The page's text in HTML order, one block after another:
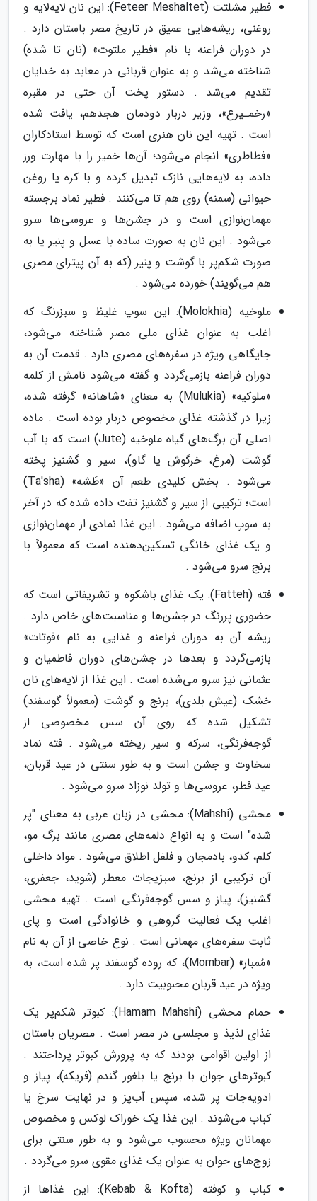
فطیر مشلتت (Feteer Meshaltet): این نان لایه‌لایه و
روغنی، ریشه‌هایی عمیق در تاریخ مصر باستان دارد .
در دوران فراعنه با نام «فطیر ملتوت» (نان تا شده)
شناخته می‌شد و به عنوان قربانی در معابد به خدایان
تقدیم می‌شد . دستور پخت آن حتی در مقبره
«رخمـیرع»، وزیر دربار دودمان هجدهم، یافت شده
است . تهیه این نان هنری است که توسط استادکاران
«فطاطری» انجام می‌شود؛ آن‌ها خمیر را با مهارت ورز
داده، به لایه‌هایی نازک تبدیل کرده و با کره یا روغن
حیوانی (سمنه) روی هم تا می‌کنند . فطیر نماد برجسته
مهمان‌نوازی است و در جشن‌ها و عروسی‌ها سرو
می‌شود . این نان به صورت ساده با عسل و پنیر یا به
صورت شکم‌پر با گوشت و پنیر (که به آن پیتزای مصری
هم می‌گویند) خورده می‌شود .
ملوخیه (Molokhia): این سوپ غلیظ و سبزرنگ که
اغلب به عنوان غذای ملی مصر شناخته می‌شود،
جایگاهی ویژه در سفره‌های مصری دارد . قدمت آن به
دوران فراعنه بازمی‌گردد و گفته می‌شود نامش از کلمه
«ملوکیه» (Mulukia) به معنای «شاهانه» گرفته شده،
زیرا در گذشته غذای مخصوص دربار بوده است . ماده
اصلی آن برگ‌های گیاه ملوخیه (Jute) است که با آب
گوشت (مرغ، خرگوش یا گاو)، سیر و گشنیز پخته
می‌شود . بخش کلیدی طعم آن «طَشه» (Ta'sha)
است؛ ترکیبی از سیر و گشنیز تفت داده شده که در آخر
به سوپ اضافه می‌شود . این غذا نمادی از مهمان‌نوازی
و یک غذای خانگی تسکین‌دهنده است که معمولاً با
برنج سرو می‌شود .
فته (Fatteh): یک غذای باشکوه و تشریفاتی است که
حضوری پررنگ در جشن‌ها و مناسبت‌های خاص دارد .
ریشه آن به دوران فراعنه و غذایی به نام «فوتات»
بازمی‌گردد و بعدها در جشن‌های دوران فاطمیان و
عثمانی نیز سرو می‌شده است . این غذا از لایه‌های نان
خشک (عیش بلدی)، برنج و گوشت (معمولاً گوسفند)
تشکیل شده که روی آن سس مخصوصی از
گوجه‌فرنگی، سرکه و سیر ریخته می‌شود . فته نماد
سخاوت و جشن است و به طور سنتی در عید قربان،
عید فطر، عروسی‌ها و تولد نوزاد سرو می‌شود .
محشی (Mahshi): محشی در زبان عربی به معنای "پر
شده" است و به انواع دلمه‌های مصری مانند برگ مو،
کلم، کدو، بادمجان و فلفل اطلاق می‌شود . مواد داخلی
آن ترکیبی از برنج، سبزیجات معطر (شوید، جعفری،
گشنیز)، پیاز و سس گوجه‌فرنگی است . تهیه محشی
اغلب یک فعالیت گروهی و خانوادگی است و پای
ثابت سفره‌های مهمانی است . نوع خاصی از آن به نام
«مُمبار» (Mombar)، که روده گوسفند پر شده است، به
ویژه در عید قربان محبوبیت دارد .
حمام محشی (Hamam Mahshi): کبوتر شکم‌پر یک
غذای لذیذ و مجلسی در مصر است . مصریان باستان
از اولین اقوامی بودند که به پرورش کبوتر پرداختند .
کبوترهای جوان با برنج یا بلغور گندم (فریکه)، پیاز و
ادویه‌جات پر شده، سپس آب‌پز و در نهایت سرخ یا
کباب می‌شوند . این غذا یک خوراک لوکس و مخصوص
مهمانان ویژه محسوب می‌شود و به طور سنتی برای
زوج‌های جوان به عنوان یک غذای مقوی سرو می‌گردد .
کباب و کوفته (Kebab & Kofta): این غذاها از